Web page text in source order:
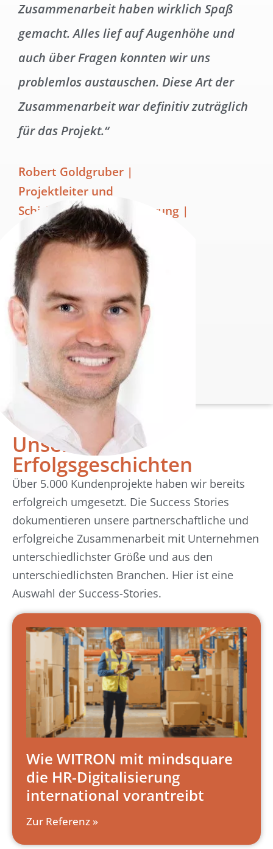
Zusammenarbeit haben wirklich Spaß
gemacht. Alles lief auf Augenhöhe und
auch über Fragen konnten wir uns
problemlos austauschen. Diese Art der
Zusammenarbeit war definitiv zuträglich
für das Projekt.“
Robert Goldgruber |
Projektleiter und
Schichtplanimplementierung |
Frutura
Unsere
Erfolgsgeschichten
Über 5.000 Kundenprojekte haben wir bereits
erfolgreich umgesetzt. Die Success Stories
dokumentieren unsere partnerschaftliche und
erfolgreiche Zusammenarbeit mit Unternehmen
unterschiedlichster Größe und aus den
unterschiedlichsten Branchen. Hier ist eine
Auswahl der Success-Stories.
Wie WITRON mit mindsquare
die HR-Digitalisierung
international vorantreibt
Zur Referenz »